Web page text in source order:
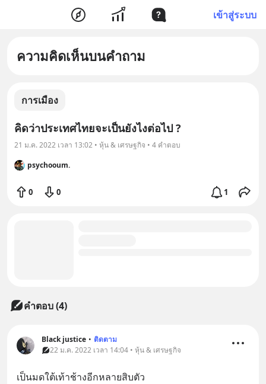
เข้าสู่ระบบ
ความคิดเห็นบนคำถาม
การเมือง
คิดว่าประเทศไทยจะเป็นยังไงต่อไป ?
21 ม.ค. 2022 เวลา 13:02 • หุ้น & เศรษฐกิจ • 4 คำตอบ
psychooum.
0 0 1
คำตอบ (4)
Black justice • ติดตาม
22 ม.ค. 2022 เวลา 14:04 • หุ้น & เศรษฐกิจ
เป็นมดใต้เท้าช้างอีกหลายสิบตัว